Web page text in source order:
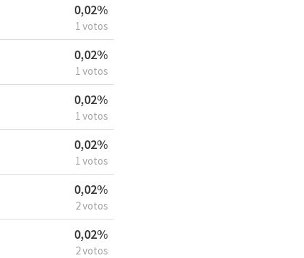
0,02%
1 votos
0,02%
1 votos
0,02%
1 votos
0,02%
1 votos
0,02%
2 votos
0,02%
2 votos